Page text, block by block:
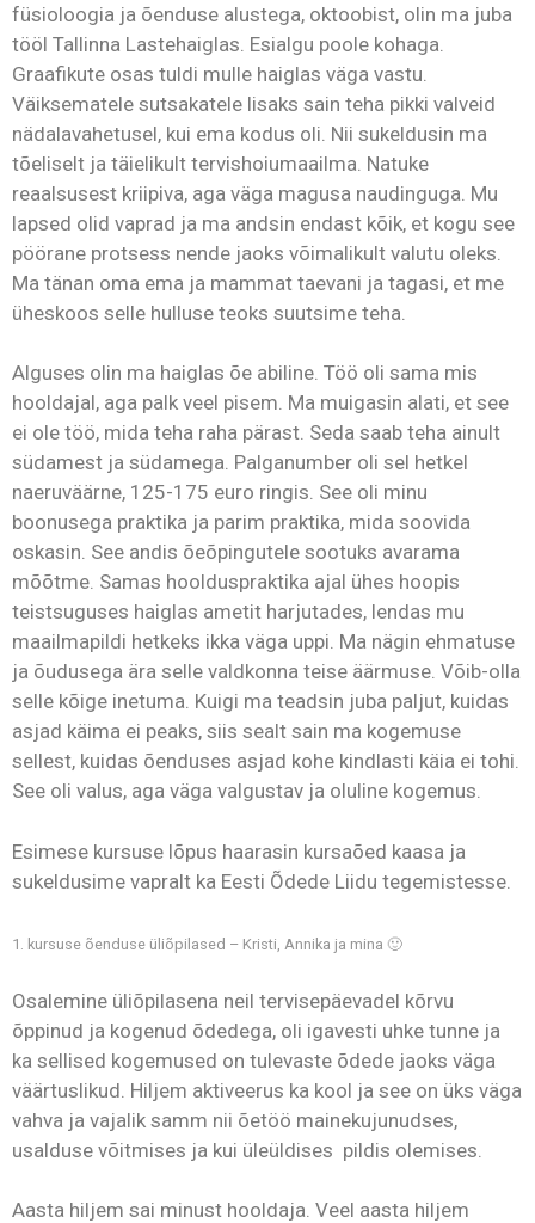
füsioloogia ja õenduse alustega, oktoobist, olin ma juba
tööl Tallinna Lastehaiglas. Esialgu poole kohaga.
Graafikute osas tuldi mulle haiglas väga vastu.
Väiksematele sutsakatele lisaks sain teha pikki valveid
nädalavahetusel, kui ema kodus oli. Nii sukeldusin ma
tõeliselt ja täielikult tervishoiumaailma. Natuke
reaalsusest kriipiva, aga väga magusa naudinguga. Mu
lapsed olid vaprad ja ma andsin endast kõik, et kogu see
pöörane protsess nende jaoks võimalikult valutu oleks.
Ma tänan oma ema ja mammat taevani ja tagasi, et me
üheskoos selle hulluse teoks suutsime teha.
Alguses olin ma haiglas õe abiline. Töö oli sama mis
hooldajal, aga palk veel pisem. Ma muigasin alati, et see
ei ole töö, mida teha raha pärast. Seda saab teha ainult
südamest ja südamega. Palganumber oli sel hetkel
naeruväärne, 125-175 euro ringis. See oli minu
boonusega praktika ja parim praktika, mida soovida
oskasin. See andis õeõpingutele sootuks avarama
mõõtme. Samas hoolduspraktika ajal ühes hoopis
teistsuguses haiglas ametit harjutades, lendas mu
maailmapildi hetkeks ikka väga uppi. Ma nägin ehmatuse
ja õudusega ära selle valdkonna teise äärmuse. Võib-olla
selle kõige inetuma. Kuigi ma teadsin juba paljut, kuidas
asjad käima ei peaks, siis sealt sain ma kogemuse
sellest, kuidas õenduses asjad kohe kindlasti käia ei tohi.
See oli valus, aga väga valgustav ja oluline kogemus.
Esimese kursuse lõpus haarasin kursaõed kaasa ja
sukeldusime vapralt ka Eesti Õdede Liidu tegemistesse.
1. kursuse õenduse üliõpilased – Kristi, Annika ja mina 🙂
Osalemine üliõpilasena neil tervisepäevadel kõrvu
õppinud ja kogenud õdedega, oli igavesti uhke tunne ja
ka sellised kogemused on tulevaste õdede jaoks väga
väärtuslikud. Hiljem aktiveerus ka kool ja see on üks väga
vahva ja vajalik samm nii õetöö mainekujunudses,
usalduse võitmises ja kui üleüldises pildis olemises.
Aasta hiljem sai minust hooldaja. Veel aasta hiljem